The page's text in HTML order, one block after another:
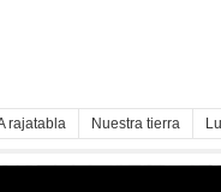
rajatabla Nuestra tierra